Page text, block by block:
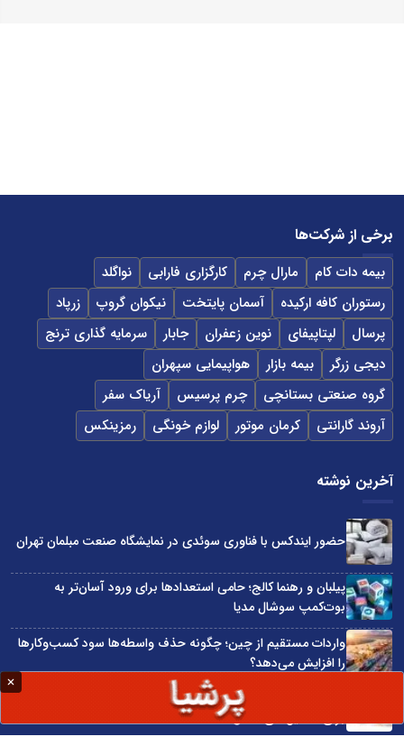
برخی از شرکت‌ها
بیمه دات کام مارال چرم کارگزاری فارابی
نواگلد
رستوران کافه ارکیده
آسمان پایتخت نیکوان گروپ
زرپاد
پرسال
لپتاپیفای نوین زعفران جابار
سرمایه گذاری ترنج
دیجی زرگر
بیمه بازار
هواپیمایی سپهران
گروه صنعتی بستانچی
چرم پرسیس
آریاک سفر
آروند گارانتی
کرمان موتور لوازم خونگی رمزینکس
آخرین نوشته
حضور ایندکس با فناوری سوئدی در نمایشگاه صنعت مبلمان تهران
پیلبان و رهنما کالج؛ حامی استعدادها برای ورود آسان‌تر به
بوت‌کمپ سوشال مدیا
واردات مستقیم از چین؛ چگونه حذف واسطه‌ها سود کسب‌وکارها
را افزایش می‌دهد؟
ترند ترین دستبندهای طلا برای تابستان؛ انتخابی ظریف و متفاوت
برای استایل‌های خاص